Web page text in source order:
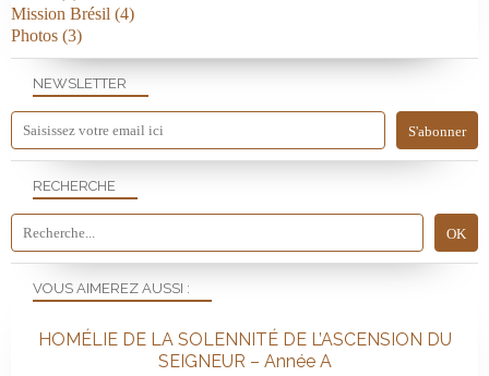
NEWSLETTER
RECHERCHE
VOUS AIMEREZ AUSSI :
HOMÉLIE DE LA SOLENNITÉ DE L’ASCENSION DU
SEIGNEUR – Année A
Mission Brésil (4)
Photos (3)